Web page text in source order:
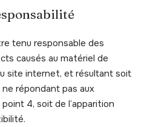
tenu responsable des
causés au matériel de
site internet, et résultant soit
ne répondant pas aux
4, soit de l’apparition